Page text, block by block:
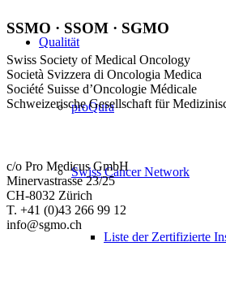
Qualität
proQura
Swiss Cancer Network
Liste der Zertifizierte
SSMO · SSOM · SGMO
Swiss Society of Medical Oncology
Società Svizzera di Oncologia Medica
Société Suisse d’Oncologie Médicale
Schweizerische Gesellschaft für
c/o Pro Medicus GmbH
Minervastrasse 23/25
CH-8032 Zürich
T. +41 (0)43 266 99 12
info@sgmo.ch